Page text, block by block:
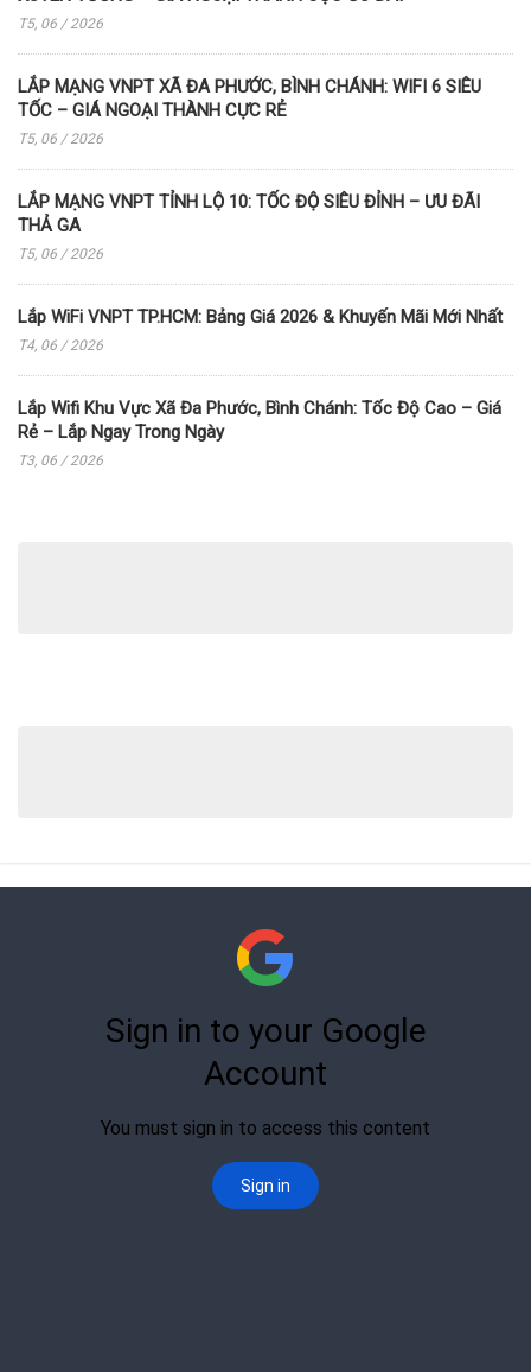
T5, 06 / 2026
LẮP MẠNG VNPT XÃ ĐA PHƯỚC, BÌNH CHÁNH: WIFI 6 SIÊU
TỐC – GIÁ NGOẠI THÀNH CỰC RẺ
T5, 06 / 2026
LẮP MẠNG VNPT TỈNH LỘ 10: TỐC ĐỘ SIÊU ĐỈNH – ƯU ĐÃI
THẢ GA
T5, 06 / 2026
Lắp WiFi VNPT TP.HCM: Bảng Giá 2026 & Khuyến Mãi Mới Nhất
T4, 06 / 2026
Lắp Wifi Khu Vực Xã Đa Phước, Bình Chánh: Tốc Độ Cao – Giá
Rẻ – Lắp Ngay Trong Ngày
T3, 06 / 2026